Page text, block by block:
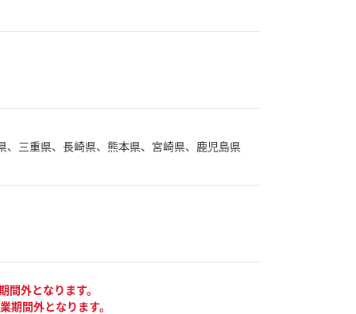
、三重県、長崎県、熊本県、宮崎県、鹿児島県
外となります。
間外となります。